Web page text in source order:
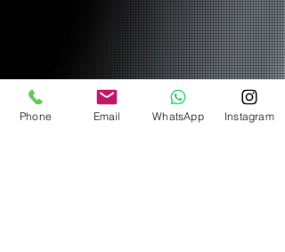
Phone Email WhatsApp Instagram